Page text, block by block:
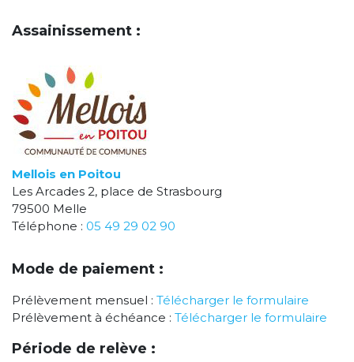
Assainissement :
Mellois en Poitou
Les Arcades 2, place de Strasbourg
79500 Melle
Téléphone : 05 49 29 02 90
Mode de paiement :
Prélèvement mensuel : Télécharger le formulaire
Prélèvement à échéance : Télécharger le formulaire
Période de relève :